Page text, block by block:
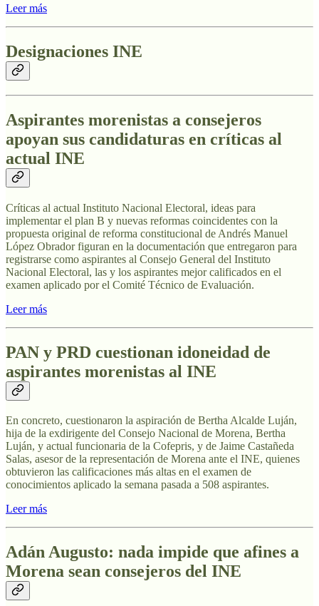
Leer más
Designaciones INE
Aspirantes morenistas a consejeros
apoyan sus candidaturas en críticas al
actual INE
Críticas al actual Instituto Nacional Electoral, ideas para
implementar el plan B y nuevas reformas coincidentes con la
propuesta original de reforma constitucional de Andrés Manuel
López Obrador figuran en la documentación que entregaron para
registrarse como aspirantes al Consejo General del Instituto
Nacional Electoral, las y los aspirantes mejor calificados en el
examen aplicado por el Comité Técnico de Evaluación.
Leer más
PAN y PRD cuestionan idoneidad de
aspirantes morenistas al INE
En concreto, cuestionaron la aspiración de Bertha Alcalde Luján,
hija de la exdirigente del Consejo Nacional de Morena, Bertha
Luján, y actual funcionaria de la Cofepris, y de Jaime Castañeda
Salas, asesor de la representación de Morena ante el INE, quienes
obtuvieron las calificaciones más altas en el examen de
conocimientos aplicado la semana pasada a 508 aspirantes.
Leer más
Adán Augusto: nada impide que afines a
Morena sean consejeros del INE